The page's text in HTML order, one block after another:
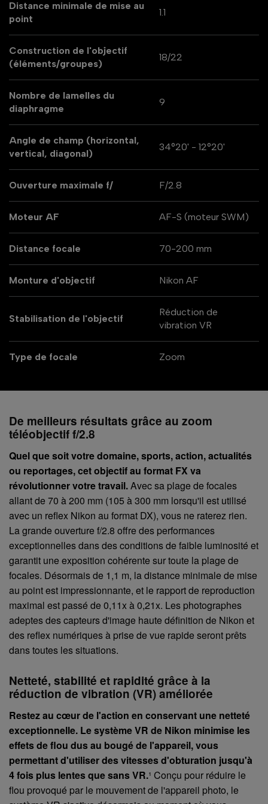
Distance minimale de mise au
point
1.1
Construction de l'objectif
(éléments/groupes)
18/22
Nombre de lamelles du
diaphragme
9
Angle de champ (horizontal,
vertical, diagonal)
34°20' - 12°20'
Ouverture maximale f/ F/2.8
Moteur AF AF-S (moteur SWM)
Distance focale 70-200 mm
Monture d'objectif Nikon AF
Stabilisation de l'objectif
Réduction de
vibration VR
Type de focale Zoom
De meilleurs résultats grâce au zoom
téléobjectif f/2.8
Quel que soit votre domaine, sports, action, actualités
ou reportages, cet objectif au format FX va
révolutionner votre travail.Avec sa plage de focales
allant de 70 à 200 mm (105 à 300 mm lorsqu'il est utilisé
avec un reflex Nikon au format DX), vous ne raterez rien.
La grande ouverture f/2.8 offre des performances
exceptionnelles dans des conditions de faible luminosité et
garantit une exposition cohérente sur toute la plage de
focales. Désormais de 1,1 m, la distance minimale de mise
au point est impressionnante, et le rapport de reproduction
maximal est passé de 0,11x à 0,21x. Les photographes
adeptes des capteurs d'image haute définition de Nikon et
des reflex numériques à prise de vue rapide seront prêts
dans toutes les situations.
Netteté, stabilité et rapidité grâce à la
réduction de vibration (VR) améliorée
Restez au cœur de l'action en conservant une netteté
exceptionnelle. Le système VR de Nikon minimise les
effets de flou dus au bougé de l'appareil, vous
permettant d'utiliser des vitesses d'obturation jusqu'à
4 fois plus lentes que sans VR.¹ Conçu pour réduire le
flou provoqué par le mouvement de l'appareil photo, le